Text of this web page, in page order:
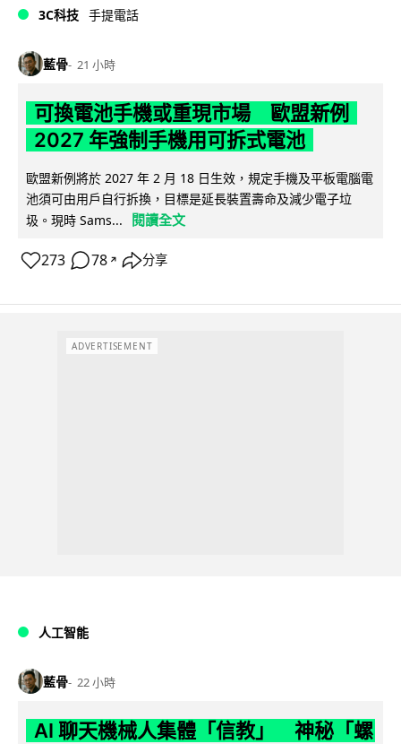
3C科技 手提電話
藍骨 21 小時
可換電池手機或重現市場 歐盟新例
2027 年強制手機用可拆式電池
歐盟新例將於 2027 年 2 月 18 日生效，規定手機及平板電腦電
池須可由用戶自行拆換，目標是延長裝置壽命及減少電子垃
圾。現時 Sams...
閱讀全文
273 78 ↗ 分享
ADVERTISEMENT
人工智能
藍骨 22 小時
AI 聊天機械人集體「信教」 神秘「螺